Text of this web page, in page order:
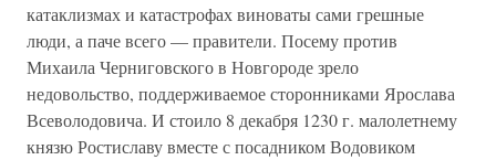
катаклизмах и катастрофах виноваты сами грешные
люди, а паче всего — правители. Посему против
Михаила Черниговского в Новгороде зрело
недовольство, поддерживаемое сторонниками Ярослава
Всеволодовича. И стоило 8 декабря 1230 г. малолетнему
князю Ростиславу вместе с посадником Водовиком